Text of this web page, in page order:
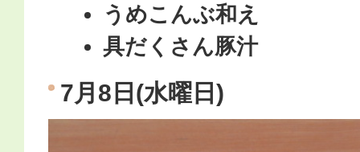
うめこんぶ和え
具だくさん豚汁
7月8日(水曜日)